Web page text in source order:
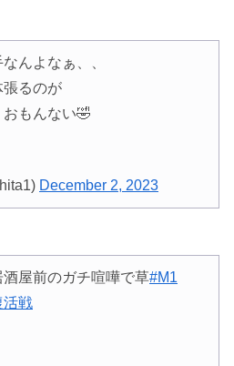
んよなぁ、、
張るのが
もんない🤣
December 2, 2023
屋前のガチ喧嘩で草#M1
活戦